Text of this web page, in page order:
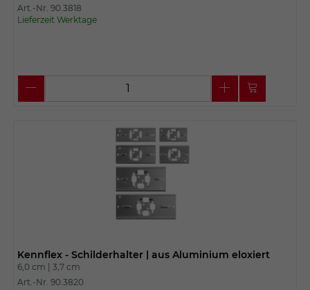
Art.-Nr. 90.3818
Lieferzeit Werktage
Kennflex - Schilderhalter | aus Aluminium eloxiert
6,0 cm | 3,7 cm
Art.-Nr. 90.3820